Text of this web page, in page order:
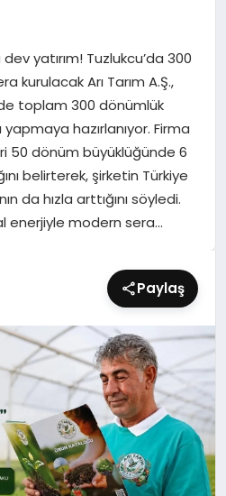
dev yatırım! Tuzlukcu’da 300
kurulacak Arı Tarım A.Ş.,
toplam 300 dönümlük
hazırlanıyor. Firma
50 dönüm büyüklüğünde 6
belirterek, şirketin Türkiye
da hızla arttığını söyledi.
enerjiyle modern sera…
Paylaş